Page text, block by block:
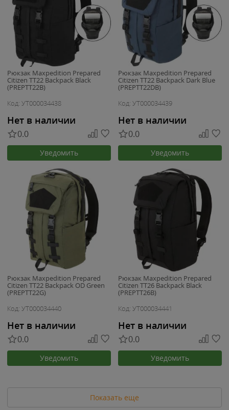
Рюкзак Maxpedition Prepared
Citizen TT22 Backpack Black
(PREPTT22B)
Код: УТ000034438
Нет в наличии
0.0
Уведомить
Рюкзак Maxpedition Prepared
Citizen TT22 Backpack Dark Blue
(PREPTT22DB)
Код: УТ000034439
Нет в наличии
0.0
Уведомить
Рюкзак Maxpedition Prepared
Citizen TT22 Backpack OD Green
(PREPTT22G)
Код: УТ000034440
Нет в наличии
0.0
Уведомить
Рюкзак Maxpedition Prepared
Citizen TT26 Backpack Black
(PREPTT26B)
Код: УТ000034441
Нет в наличии
0.0
Уведомить
Показать еще